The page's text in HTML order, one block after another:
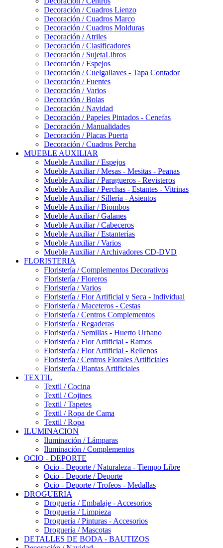
Decoración / Cuadros Lienzo
Decoración / Cuadros Marco
Decoración / Cuadros Molduras
Decoración / Atriles
Decoración / Clasificadores
Decoración / SujetaLibros
Decoración / Espejos
Decoración / Cuelgallaves - Tapa Contador
Decoración / Fuentes
Decoración / Varios
Decoración / Bolas
Decoración / Navidad
Decoración / Papeles Pintados - Cenefas
Decoración / Manualidades
Decoración / Placas Puerta
Decoración / Cuadros Percha
MUEBLE AUXILIAR
Mueble Auxiliar / Espejos
Mueble Auxiliar / Mesas - Mesitas - Peanas
Mueble Auxiliar / Paragueros - Revisteros
Mueble Auxiliar / Perchas - Estantes - Vitrinas
Mueble Auxiliar / Sillería - Asientos
Mueble Auxiliar / Biombos
Mueble Auxiliar / Galanes
Mueble Auxiliar / Cabeceros
Mueble Auxiliar / Estanterías
Mueble Auxiliar / Varios
Mueble Auxiliar / Archivadores CD-DVD
FLORISTERIA
Floristería / Complementos Decorativos
Floristería / Floreros
Floristería / Varios
Floristería / Flor Artificial y Seca - Individual
Floristería / Maceteros - Cestas
Floristería / Centros Complementos
Floristería / Regaderas
Floristería / Semillas - Huerto Urbano
Floristería / Flor Artificial - Ramos
Floristería / Flor Artificial - Rellenos
Floristería / Centros Florales Artificiales
Floristería / Plantas Artificiales
TEXTIL
Textil / Cocina
Textil / Cojines
Textil / Tapetes
Textil / Ropa de Cama
Textil / Ropa
ILUMINACION
Iluminación / Lámparas
Iluminación / Complementos
OCIO - DEPORTE
Ocio - Deporte / Naturaleza - Tiempo Libre
Ocio - Deporte / Deporte
Ocio - Deporte / Trofeos - Medallas
DROGUERIA
Droguería / Embalaje - Accesorios
Droguería / Limpieza
Droguería / Pinturas - Accesorios
Droguería / Mascotas
DETALLES DE BODA - BAUTIZOS